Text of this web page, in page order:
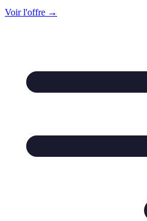
Voir l'offre →